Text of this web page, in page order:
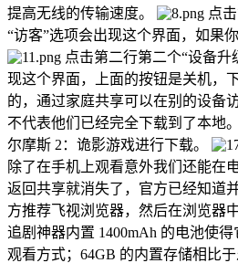
提高无线的传输速度。
点
“访客”选项会出现这个界面，如果
点击第二行第二个“设备
现这个界面，上面的按钮是关机，
的，通过家庭共享可以在别的设备
不代表他们已经完全下载到了本地
尔摩斯 2：诡影游戏进行下载。
除了在手机上观看意外我们还能在
返回共享就消失了，官方已经知道
方推荐飞视浏览器，然后在浏览器
追剧神器内置 1400mAh 的电池使
观看方式；64GB 的内置存储相比